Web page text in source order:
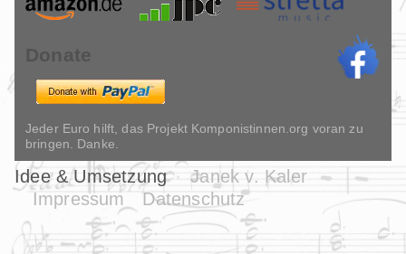
Donate
Jeder Euro hilft, das Projekt Komponistinnen.org voran zu
bringen. Danke.
Idee & Umsetzung
Janek v. Kaler
Impressum
Datenschutz